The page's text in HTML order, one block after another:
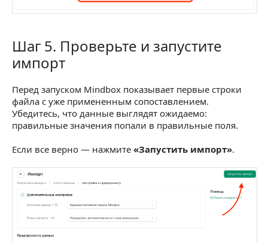
Шаг 5. Проверьте и запустите импорт
Шаг 5. Проверьте и запустите
импорт
Перед запуском Mindbox показывает первые строки
файла с уже примененным сопоставлением.
Убедитесь, что данные выглядят ожидаемо:
правильные значения попали в правильные поля.
Если все верно — нажмите «Запустить импорт».